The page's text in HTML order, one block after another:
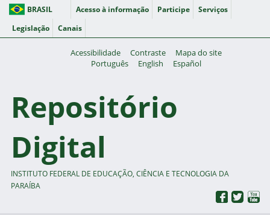
BRASIL Acesso à informação Participe
Serviços
Legislação
Canais
Acessibilidade Contraste
Mapa do site
Português
English Español
Repositório
Digital
INSTITUTO FEDERAL DE EDUCAÇÃO, CIÊNCIA E TECNOLOGIA DA
PARAÍBA